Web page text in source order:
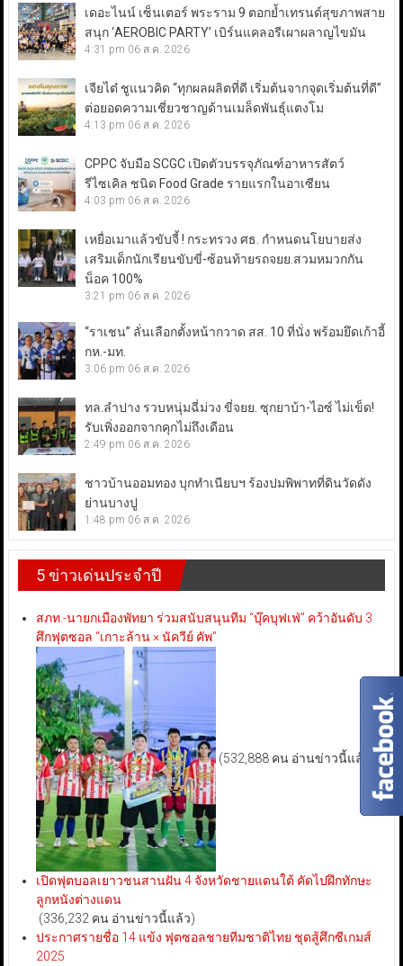
เดอะไนน์ เซ็นเตอร์ พระราม 9 ตอกย้ำเทรนด์สุขภาพสาย
สนุก ‘AEROBIC PARTY’ เบิร์นแคลอรีเผาผลาญไขมัน
4:31 pm 06 ส.ค. 2026
เจียไต๋ ชูแนวคิด “ทุกผลผลิตที่ดี เริ่มต้นจากจุดเริ่มต้นที่ดี”
ต่อยอดความเชี่ยวชาญด้านเมล็ดพันธุ์แตงโม
4:13 pm 06 ส.ค. 2026
CPPC จับมือ SCGC เปิดตัวบรรจุภัณฑ์อาหารสัตว์
รีไซเคิล ชนิด Food Grade รายแรกในอาเซียน
4:03 pm 06 ส.ค. 2026
เหยื่อเมาแล้วขับจี้ ! กระทรวง ศธ. กำหนดนโยบายส่ง
เสริมเด็กนักเรียนขับขี่-ซ้อนท้ายรถจยย.สวมหมวกกัน
น็อค 100%
3:21 pm 06 ส.ค. 2026
“ราเชน” ลั่นเลือกตั้งหน้ากวาด สส. 10 ที่นั่ง พร้อมยึดเก้าอี้
กห.-มท.
3:06 pm 06 ส.ค. 2026
ทล.ลำปาง รวบหนุ่มฉี่ม่วง ขี่จยย. ซุกยาบ้า-ไอซ์ ไม่เข็ด!
รับเพิ่งออกจากคุกไม่ถึงเดือน
2:49 pm 06 ส.ค. 2026
ชาวบ้านออมทอง บุกทำเนียบฯ ร้องปมพิพาทที่ดินวัดดัง
ย่านบางปู
1:48 pm 06 ส.ค. 2026
5 ข่าวเด่นประจำปี
สภท.-นายกเมืองพัทยา ร่วมสนับสนุนทีม “บุ๊คบุฟเฟ่” คว้าอันดับ 3
ศึกฟุตซอล “เกาะล้าน × นัควีย์ คัพ”
(532,888 คน อ่านข่าวนี้แล้ว)
เปิดฟุตบอลเยาวชนสานฝัน 4 จังหวัดชายแดนใต้ คัดไปฝึกทักษะ
ลูกหนังต่างแดน
(336,232 คน อ่านข่าวนี้แล้ว)
ประกาศรายชื่อ 14 แข้ง ฟุตซอลชายทีมชาติไทย ชุดสู้ศึกซีเกมส์
2025